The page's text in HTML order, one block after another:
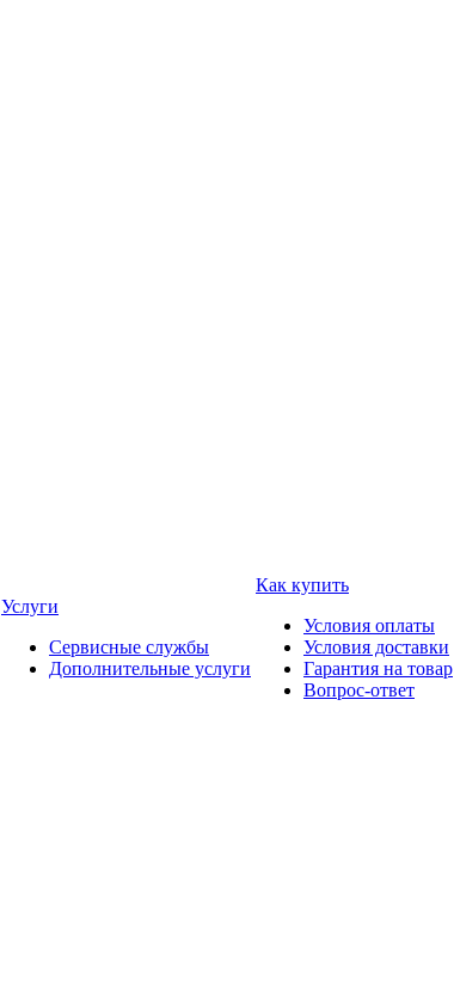
Услуги
Сервисные службы
Дополнительные услуги
Как купить
Условия оплаты
Условия доставки
Гарантия на товар
Вопрос-ответ